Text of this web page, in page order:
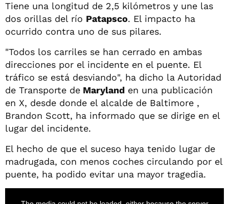
Tiene una longitud de 2,5 kilómetros y une las
dos orillas del río Patapsco. El impacto ha
ocurrido contra uno de sus pilares.
"Todos los carriles se han cerrado en ambas
direcciones por el incidente en el puente. El
tráfico se está desviando", ha dicho la Autoridad
de Transporte de Maryland en una publicación
en X, desde donde el alcalde de Baltimore ,
Brandon Scott, ha informado que se dirige en el
lugar del incidente.
El hecho de que el suceso haya tenido lugar de
madrugada, con menos coches circulando por el
puente, ha podido evitar una mayor tragedia.